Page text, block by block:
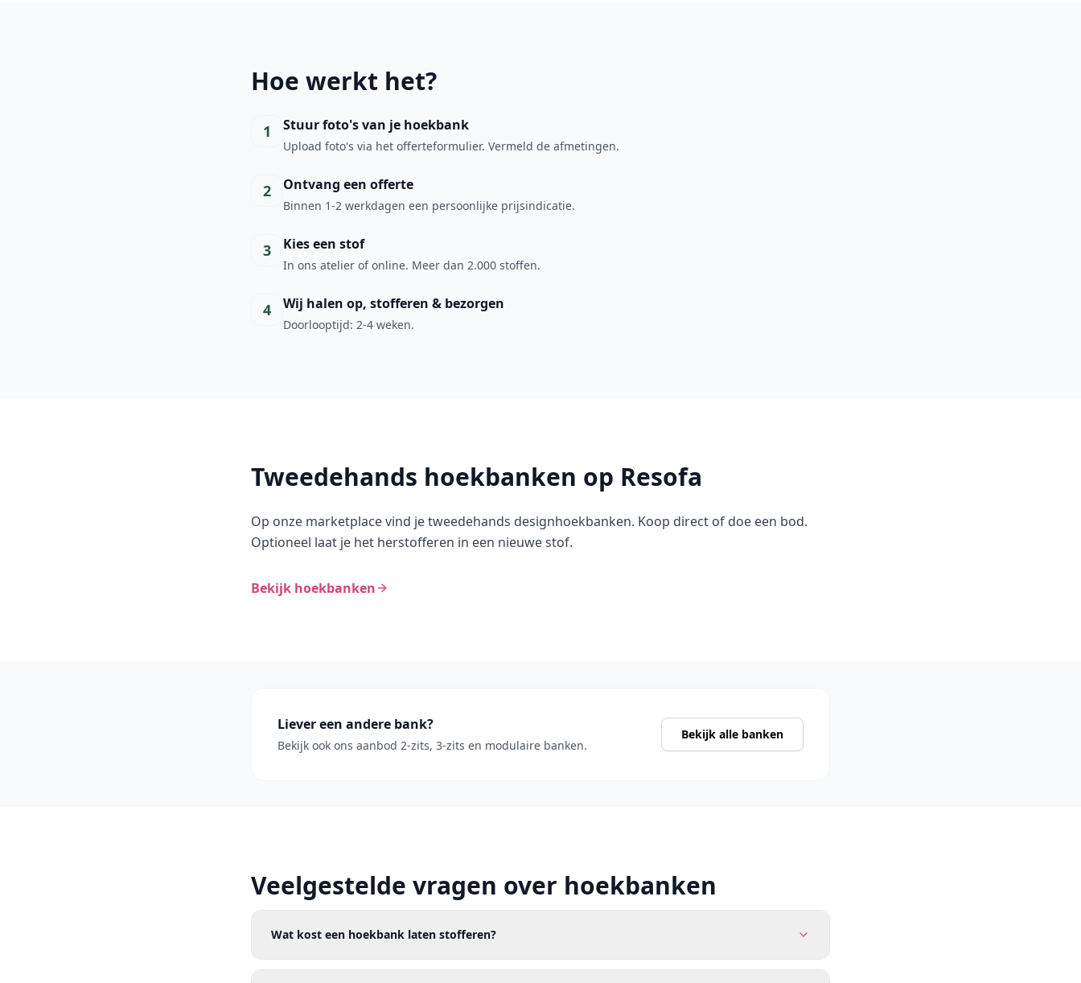
Hoe werkt het?
1 Stuur foto's van je hoekbank
Upload foto's via het offerteformulier. Vermeld de afmetingen.
2 Ontvang een offerte
Binnen 1-2 werkdagen een persoonlijke prijsindicatie.
3 Kies een stof
In ons atelier of online. Meer dan 2.000 stoffen.
4 Wij halen op, stofferen & bezorgen
Doorlooptijd: 2-4 weken.
Tweedehands hoekbanken op Resofa
Op onze marketplace vind je tweedehands designhoekbanken. Koop direct of doe een bod.
Optioneel laat je het herstofferen in een nieuwe stof.
Bekijk hoekbanken
Liever een andere bank?
Bekijk ook ons aanbod 2-zits, 3-zits en modulaire banken.
Bekijk alle banken
Veelgestelde vragen over hoekbanken
Wat kost een hoekbank laten stofferen?